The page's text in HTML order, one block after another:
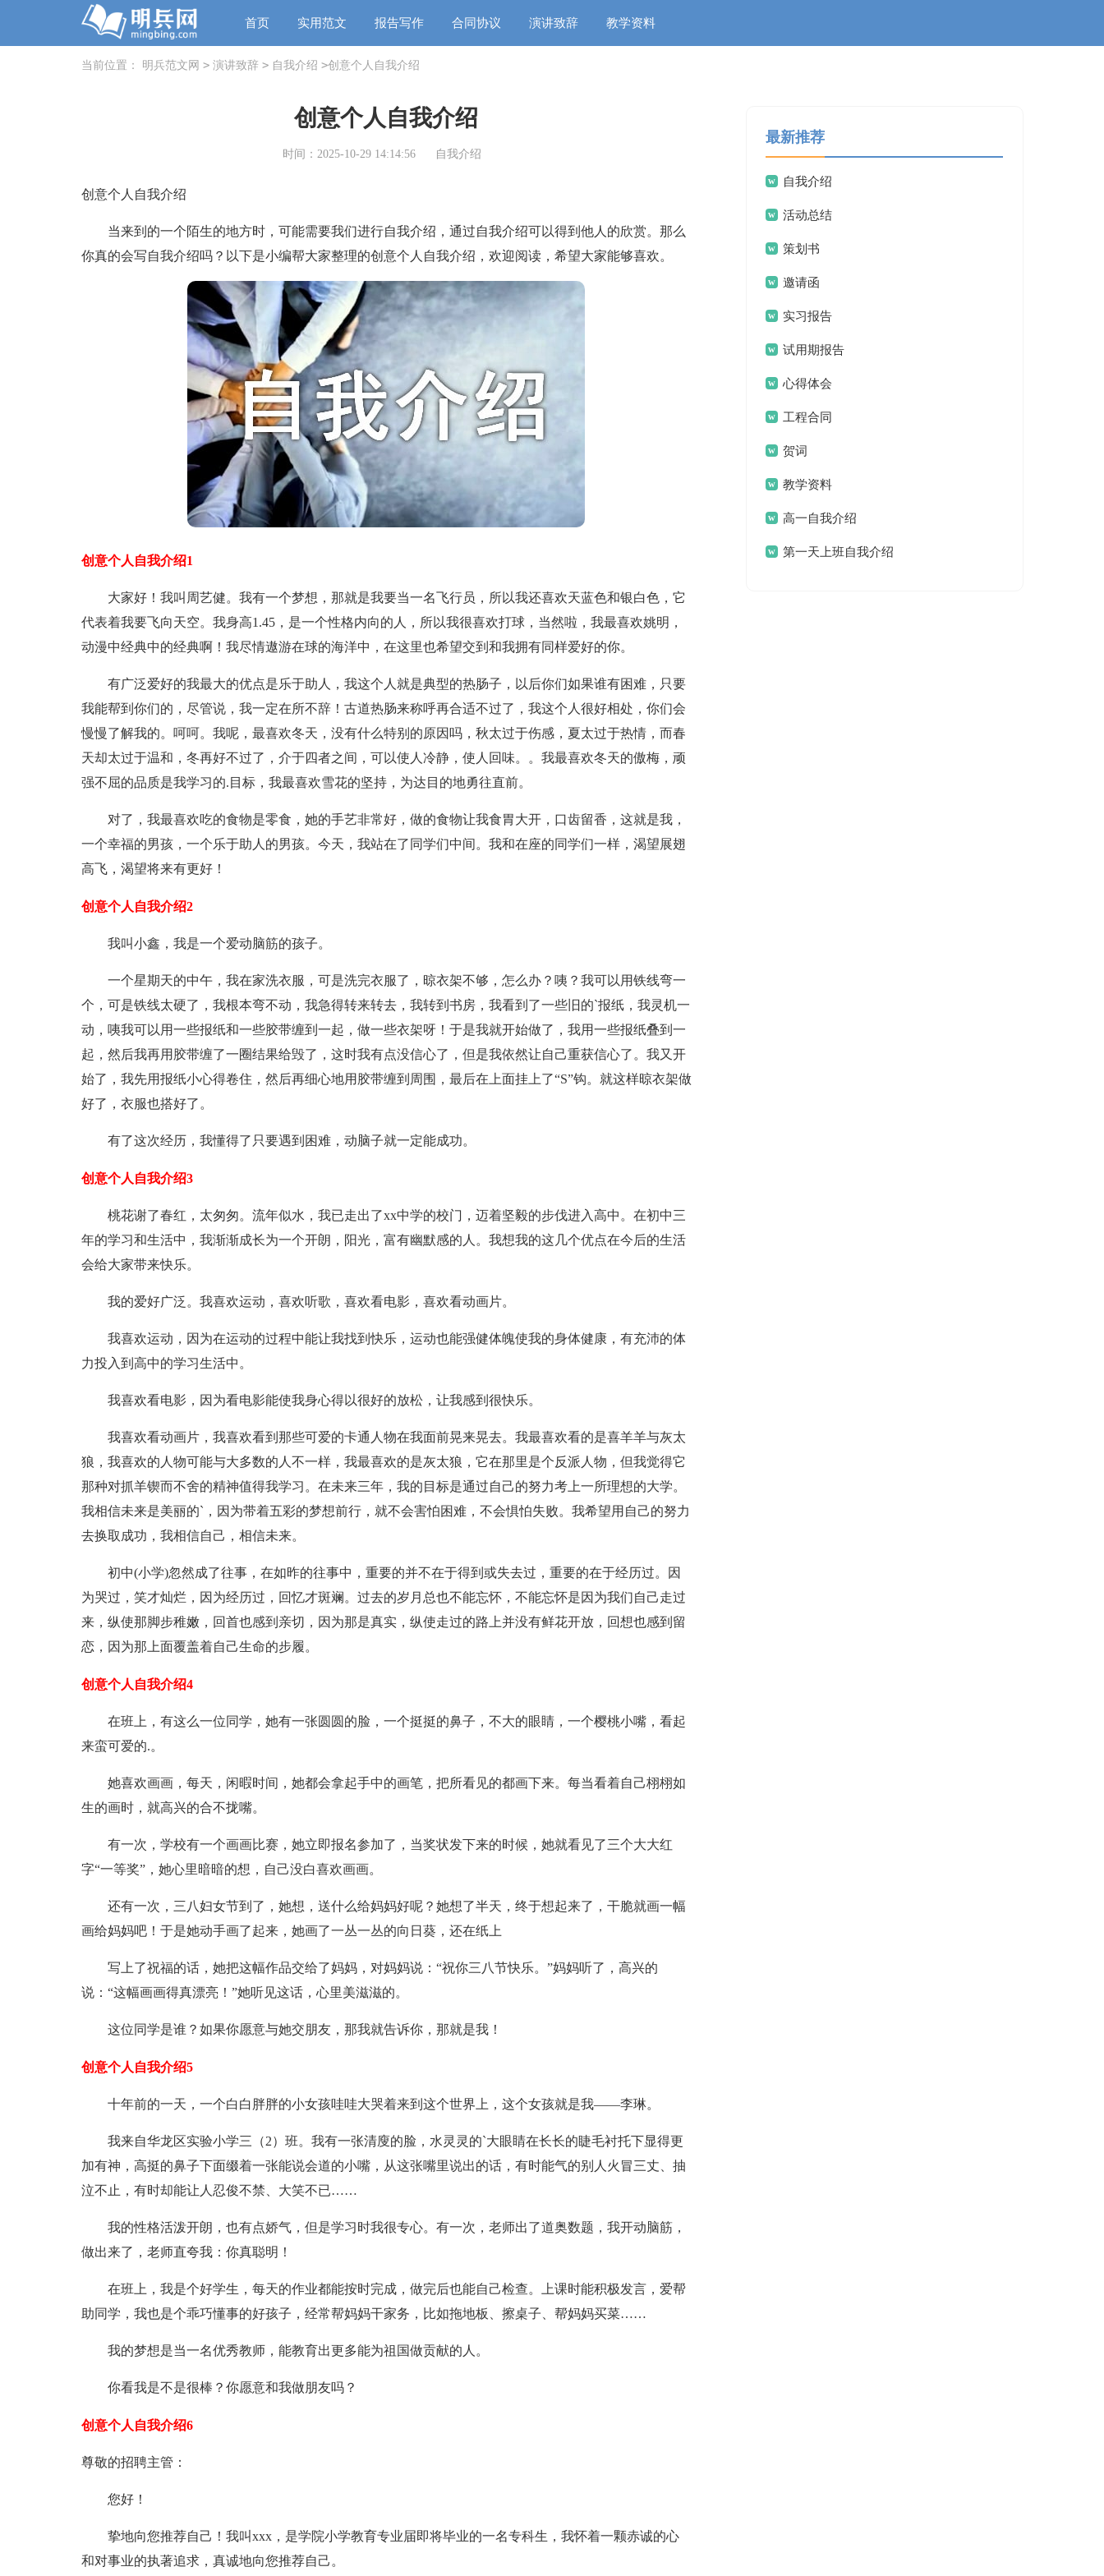
首页 实用范文 报告写作 合同协议 演讲致辞 教学资料
当前位置： 明兵范文网 > 演讲致辞 > 自我介绍 >创意个人自我介绍
创意个人自我介绍
时间：2025-10-29 14:14:56 自我介绍
创意个人自我介绍
当来到的一个陌生的地方时，可能需要我们进行自我介绍，通过自我介绍可以得到他人的欣赏。那么
你真的会写自我介绍吗？以下是小编帮大家整理的创意个人自我介绍，欢迎阅读，希望大家能够喜欢。
创意个人自我介绍1
大家好！我叫周艺健。我有一个梦想，那就是我要当一名飞行员，所以我还喜欢天蓝色和银白色，它
代表着我要飞向天空。我身高1.45，是一个性格内向的人，所以我很喜欢打球，当然啦，我最喜欢姚明，
动漫中经典中的经典啊！我尽情遨游在球的海洋中，在这里也希望交到和我拥有同样爱好的你。
有广泛爱好的我最大的优点是乐于助人，我这个人就是典型的热肠子，以后你们如果谁有困难，只要
我能帮到你们的，尽管说，我一定在所不辞！古道热肠来称呼再合适不过了，我这个人很好相处，你们会
慢慢了解我的。呵呵。我呢，最喜欢冬天，没有什么特别的原因吗，秋太过于伤感，夏太过于热情，而春
天却太过于温和，冬再好不过了，介于四者之间，可以使人冷静，使人回味。。我最喜欢冬天的傲梅，顽
强不屈的品质是我学习的.目标，我最喜欢雪花的坚持，为达目的地勇往直前。
对了，我最喜欢吃的食物是零食，她的手艺非常好，做的食物让我食胃大开，口齿留香，这就是我，
一个幸福的男孩，一个乐于助人的男孩。今天，我站在了同学们中间。我和在座的同学们一样，渴望展翅
高飞，渴望将来有更好！
创意个人自我介绍2
我叫小鑫，我是一个爱动脑筋的孩子。
一个星期天的中午，我在家洗衣服，可是洗完衣服了，晾衣架不够，怎么办？咦？我可以用铁线弯一
个，可是铁线太硬了，我根本弯不动，我急得转来转去，我转到书房，我看到了一些旧的`报纸，我灵机一
动，咦我可以用一些报纸和一些胶带缠到一起，做一些衣架呀！于是我就开始做了，我用一些报纸叠到一
起，然后我再用胶带缠了一圈结果给毁了，这时我有点没信心了，但是我依然让自己重获信心了。我又开
始了，我先用报纸小心得卷住，然后再细心地用胶带缠到周围，最后在上面挂上了“S”钩。就这样晾衣架做
好了，衣服也搭好了。
有了这次经历，我懂得了只要遇到困难，动脑子就一定能成功。
创意个人自我介绍3
桃花谢了春红，太匆匆。流年似水，我已走出了xx中学的校门，迈着坚毅的步伐进入高中。在初中三
年的学习和生活中，我渐渐成长为一个开朗，阳光，富有幽默感的人。我想我的这几个优点在今后的生活
会给大家带来快乐。
我的爱好广泛。我喜欢运动，喜欢听歌，喜欢看电影，喜欢看动画片。
我喜欢运动，因为在运动的过程中能让我找到快乐，运动也能强健体魄使我的身体健康，有充沛的体
力投入到高中的学习生活中。
我喜欢看电影，因为看电影能使我身心得以很好的放松，让我感到很快乐。
我喜欢看动画片，我喜欢看到那些可爱的卡通人物在我面前晃来晃去。我最喜欢看的是喜羊羊与灰太
狼，我喜欢的人物可能与大多数的人不一样，我最喜欢的是灰太狼，它在那里是个反派人物，但我觉得它
那种对抓羊锲而不舍的精神值得我学习。在未来三年，我的目标是通过自己的努力考上一所理想的大学。
我相信未来是美丽的`，因为带着五彩的梦想前行，就不会害怕困难，不会惧怕失败。我希望用自己的努力
去换取成功，我相信自己，相信未来。
初中(小学)忽然成了往事，在如昨的往事中，重要的并不在于得到或失去过，重要的在于经历过。因
为哭过，笑才灿烂，因为经历过，回忆才斑斓。过去的岁月总也不能忘怀，不能忘怀是因为我们自己走过
来，纵使那脚步稚嫩，回首也感到亲切，因为那是真实，纵使走过的路上并没有鲜花开放，回想也感到留
恋，因为那上面覆盖着自己生命的步履。
创意个人自我介绍4
在班上，有这么一位同学，她有一张圆圆的脸，一个挺挺的鼻子，不大的眼睛，一个樱桃小嘴，看起
来蛮可爱的.。
她喜欢画画，每天，闲暇时间，她都会拿起手中的画笔，把所看见的都画下来。每当看着自己栩栩如
生的画时，就高兴的合不拢嘴。
有一次，学校有一个画画比赛，她立即报名参加了，当奖状发下来的时候，她就看见了三个大大红
字“一等奖”，她心里暗暗的想，自己没白喜欢画画。
还有一次，三八妇女节到了，她想，送什么给妈妈好呢？她想了半天，终于想起来了，干脆就画一幅
画给妈妈吧！于是她动手画了起来，她画了一丛一丛的向日葵，还在纸上
写上了祝福的话，她把这幅作品交给了妈妈，对妈妈说：“祝你三八节快乐。”妈妈听了，高兴的
说：“这幅画画得真漂亮！”她听见这话，心里美滋滋的。
这位同学是谁？如果你愿意与她交朋友，那我就告诉你，那就是我！
创意个人自我介绍5
十年前的一天，一个白白胖胖的小女孩哇哇大哭着来到这个世界上，这个女孩就是我——李琳。
我来自华龙区实验小学三（2）班。我有一张清廋的脸，水灵灵的`大眼睛在长长的睫毛衬托下显得更
加有神，高挺的鼻子下面缀着一张能说会道的小嘴，从这张嘴里说出的话，有时能气的别人火冒三丈、抽
泣不止，有时却能让人忍俊不禁、大笑不已……
我的性格活泼开朗，也有点娇气，但是学习时我很专心。有一次，老师出了道奥数题，我开动脑筋，
做出来了，老师直夸我：你真聪明！
在班上，我是个好学生，每天的作业都能按时完成，做完后也能自己检查。上课时能积极发言，爱帮
助同学，我也是个乖巧懂事的好孩子，经常帮妈妈干家务，比如拖地板、擦桌子、帮妈妈买菜……
我的梦想是当一名优秀教师，能教育出更多能为祖国做贡献的人。
你看我是不是很棒？你愿意和我做朋友吗？
创意个人自我介绍6
尊敬的招聘主管：
您好！
挚地向您推荐自己！我叫xxx，是学院小学教育专业届即将毕业的一名专科生，我怀着一颗赤诚的心
和对事业的执著追求，真诚地向您推荐自己。
最新推荐
自我介绍
活动总结
策划书
邀请函
实习报告
试用期报告
心得体会
工程合同
贺词
教学资料
高一自我介绍
第一天上班自我介绍